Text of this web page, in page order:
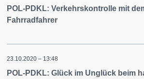
POL-PDKL: Verkehrskontrolle mit
Fahrradfahrer
23.10.2020 – 13:48
POL-PDKL: Glück im Unglück beim